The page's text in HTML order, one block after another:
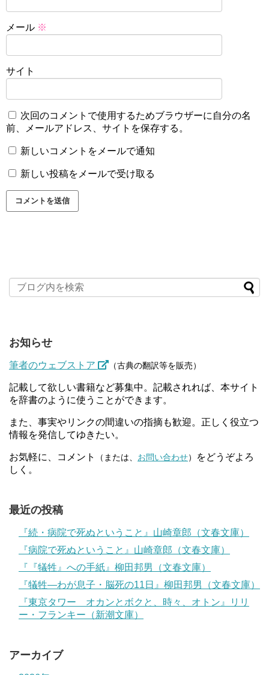
メール ※
サイト
次回のコメントで使用するためブラウザーに自分の名
前、メールアドレス、サイトを保存する。
新しいコメントをメールで通知
新しい投稿をメールで受け取る
お知らせ
筆者のウェブストア （古典の翻訳等を販売）
記載して欲しい書籍など募集中。記載されれば、本サイト
を辞書のように使うことができます。
また、事実やリンクの間違いの指摘も歓迎。正しく役立つ
情報を発信してゆきたい。
お気軽に、コメント （または、 お問い合わせ）
をどうぞよろ
しく。
最近の投稿
『続・病院で死ぬということ』山崎章郎（文春文庫）
『病院で死ぬということ』山崎章郎（文春文庫）
『『犠牲』への手紙』柳田邦男（文春文庫）
『犠牲―わが息子・脳死の11日』柳田邦男（文春文庫）
『東京タワー オカンとボクと、時々、オトン』リリ
ー・フランキー（新潮文庫）
アーカイブ